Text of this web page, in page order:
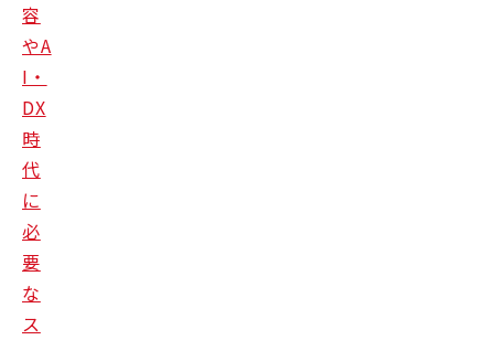
容
やA
I・
DX
時
代
に
必
要
な
ス